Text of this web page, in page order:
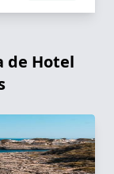
de Hotel